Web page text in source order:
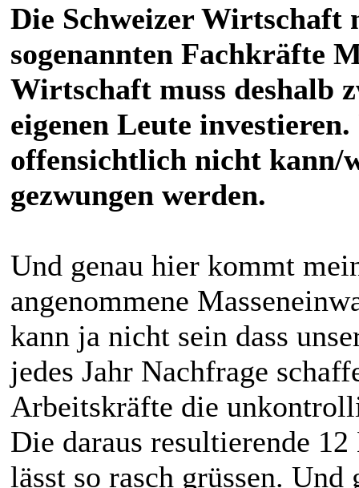
Die Schweizer Wirtschaft
sogenannten Fachkräfte
Wirtschaft muss deshalb
eigenen Leute
offensichtlich nicht kann/
gezwungen werden.
Und genau hier kommt
angenommene
kann ja nicht sein dass
jedes Jahr Nachfrage
Arbeitskräfte die
Die daraus resultierende
lässt so rasch grüssen.